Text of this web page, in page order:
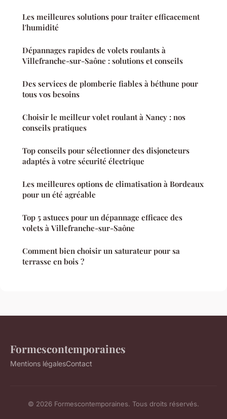
Les meilleures solutions pour traiter efficacement
l'humidité
Dépannages rapides de volets roulants à
Villefranche-sur-Saône : solutions et conseils
Des services de plomberie fiables à béthune pour
tous vos besoins
Choisir le meilleur volet roulant à Nancy : nos
conseils pratiques
Top conseils pour sélectionner des disjoncteurs
adaptés à votre sécurité électrique
Les meilleures options de climatisation à Bordeaux
pour un été agréable
Top 5 astuces pour un dépannage efficace des
volets à Villefranche-sur-Saône
Comment bien choisir un saturateur pour sa
terrasse en bois ?
Formescontemporaines
Mentions légalesContact
© 2026 Formescontemporaines. Tous droits réservés.